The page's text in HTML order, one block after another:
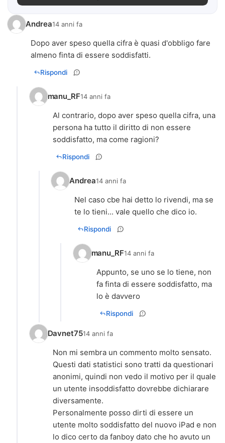
Andrea14 anni fa
Dopo aver speso quella cifra è quasi d'obbligo fare
almeno finta di essere soddisfatti.
Rispondi
manu_RF14 anni fa
Al contrario, dopo aver speso quella cifra, una
persona ha tutto il diritto di non essere
soddisfatto, ma come ragioni?
Rispondi
Andrea14 anni fa
Nel caso cbe hai detto lo rivendi, ma se
te lo tieni... vale quello che dico io.
Rispondi
manu_RF14 anni fa
Appunto, se uno se lo tiene, non
fa finta di essere soddisfatto, ma
lo è davvero
Rispondi
Davnet7514 anni fa
Non mi sembra un commento molto sensato.
Questi dati statistici sono tratti da questionari
anonimi, quindi non vedo il motivo per il quale
un utente insoddisfatto dovrebbe dichiarare
diversamente.
Personalmente posso dirti di essere un
utente molto soddisfatto del nuovo iPad e non
lo dico certo da fanboy dato che ho avuto un